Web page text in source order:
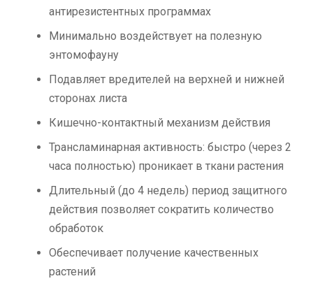
антирезистентных программах
Минимально воздействует на полезную
энтомофауну
Подавляет вредителей на верхней и нижней
сторонах листа
Кишечно-контактный механизм действия
Трансламинарная активность: быстро (через 2
часа полностью) проникает в ткани растения
Длительный (до 4 недель) период защитного
действия позволяет сократить количество
обработок
Обеспечивает получение качественных
растений